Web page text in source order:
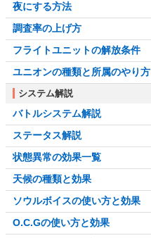
夜にする方法
調査率の上げ方
フライトユニットの解放条件
ユニオンの種類と所属のやり方
システム解説
バトルシステム解説
ステータス解説
状態異常の効果一覧
天候の種類と効果
ソウルボイスの使い方と効果
O.C.Gの使い方と効果